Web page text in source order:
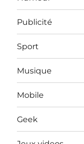
Publicité
Sport
Musique
Mobile
Geek